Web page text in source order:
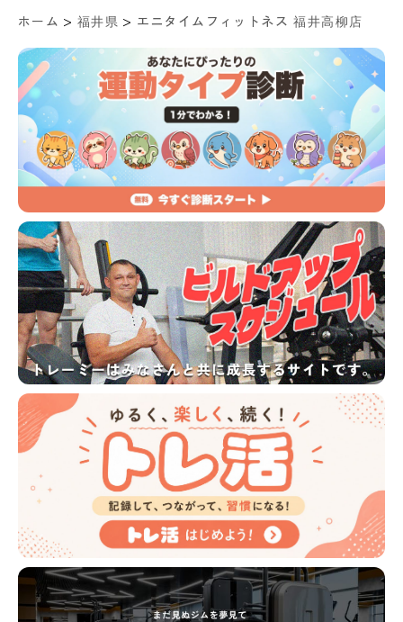
ホーム > 福井県 > エニタイムフィットネス 福井高柳店